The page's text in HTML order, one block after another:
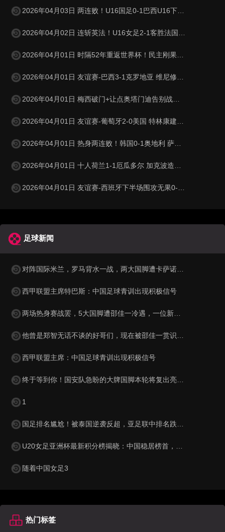
2026年04月03日 两连败！U16国足0-1巴西U16下轮将战科特迪瓦 李家进超远吊射造险
2026年04月02日 连斩英法！U16女足2-1客胜法国 周瑾彤任意球世界波何风清扬建功
2026年04月01日 时隔52年重返世界杯！民主刚果加时1-0牙买加 图安泽贝制胜
2026年04月01日 友谊赛-巴西3-1克罗地亚 维尼修斯送助攻恩德里克造点+助攻
2026年04月01日 梅西破门+让点奥塔门迪告别战点射 阿根廷5-0赞比亚3月友谊赛两胜
2026年04月01日 友谊赛-葡萄牙2-0美国 特林康建功菲利克斯破门B费助攻双响
2026年04月01日 热身两连败！韩国0-1奥地利 萨比策制胜孙兴慜金玟哉失良机
2026年04月01日 十人荷兰1-1厄瓜多尔 加克波造乌龙邓弗里斯直红弗莱肯送点
2026年04月01日 友谊赛-西班牙下半场围攻无果0-0埃及 霍安·加西亚国家队首秀
足球新闻
对阵国际米兰，罗马背水一战，两大国脚遭卡萨诺狠批为二流球员
西甲联盟主席特巴斯：中国足球青训出现积极信号
两场热身赛战罢，5大国脚遭邵佳一冷遇，一位新星最让球迷惋惜
他曾是郑智无话不谈的好哥们，现在被邵佳一赏识，进入国足教练组
西甲联盟主席：中国足球青训出现积极信号
终于等到你！国安队急盼的大牌国脚本轮将复出亮相，值得期待
1
国足排名尴尬！被泰国逆袭反超，亚足联中排名跌至第15，被巴勒斯坦紧逼
U20女足亚洲杯最新积分榜揭晓：中国稳居榜首，韩国与澳大利亚表现抢眼
随着中国女足3
热门标签